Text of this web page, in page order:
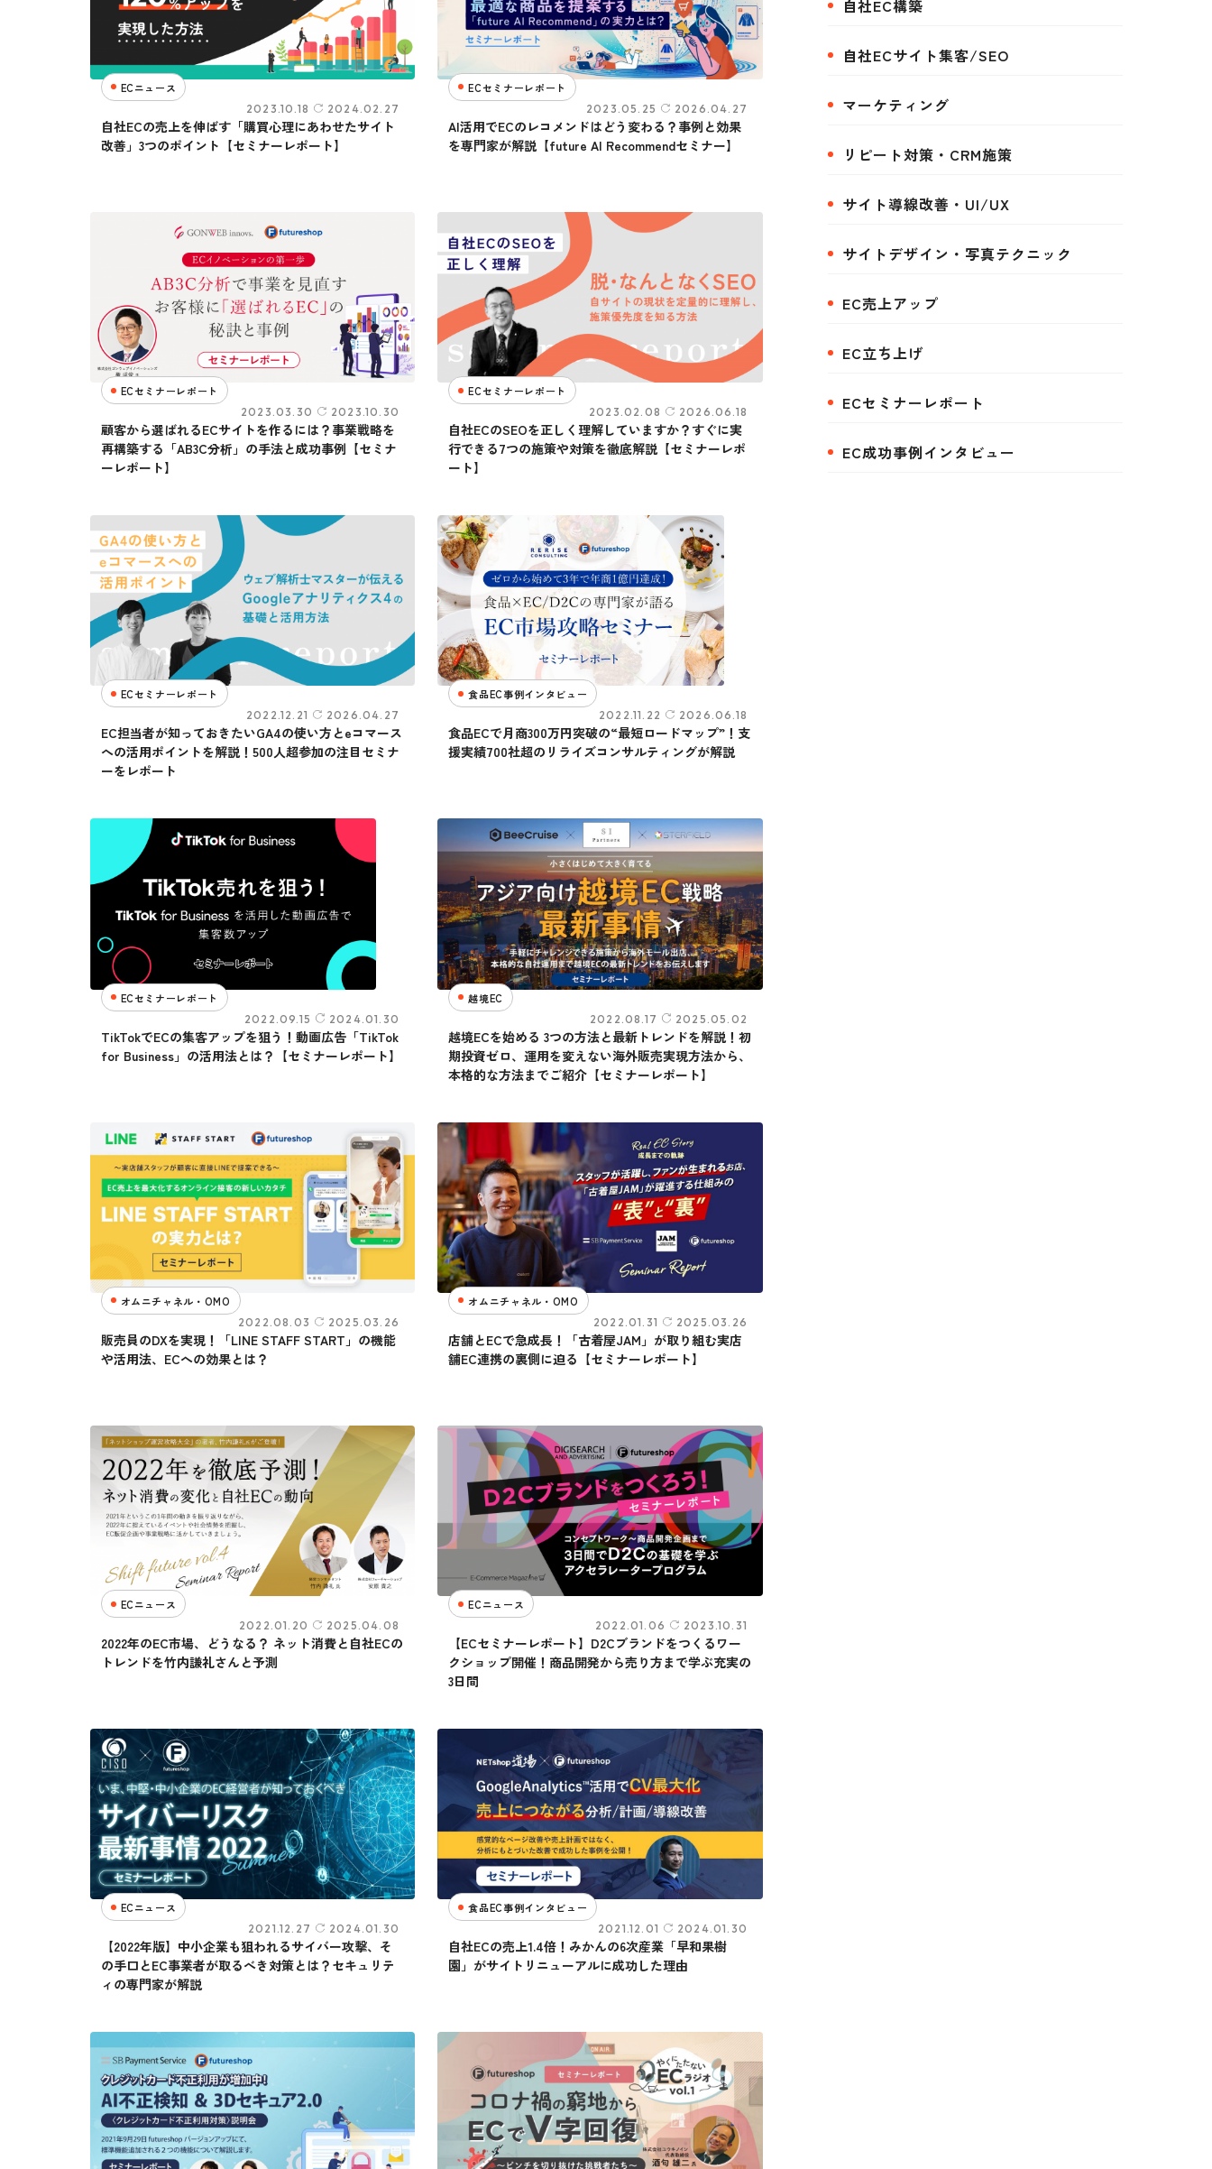
ECニュース
2023.10.18 2024.02.27
自社ECの売上を伸ばす「購買心理にあわせたサイト
改善」3つのポイント【セミナーレポート】
ECセミナーレポート
2023.05.25 2026.04.27
AI活用でECのレコメンドはどう変わる？事例と効果
を専門家が解説【future AI Recommendセミナー】
ECセミナーレポート
2023.03.30 2023.10.30
顧客から選ばれるECサイトを作るには？事業戦略を
再構築する「AB3C分析」の手法と成功事例【セミナ
ーレポート】
ECセミナーレポート
2023.02.08 2026.06.18
自社ECのSEOを正しく理解していますか？すぐに実
行できる7つの施策や対策を徹底解説【セミナーレポ
ート】
ECセミナーレポート
2022.12.21 2026.04.27
EC担当者が知っておきたいGA4の使い方とeコマース
への活用ポイントを解説！500人超参加の注目セミナ
ーをレポート
食品EC事例インタビュー
2022.11.22 2026.06.18
食品ECで月商300万円突破の“最短ロードマップ”！支
援実績700社超のリライズコンサルティングが解説
ECセミナーレポート
2022.09.15 2024.01.30
TikTokでECの集客アップを狙う！動画広告「TikTok
for Business」の活用法とは？【セミナーレポート】
越境EC
2022.08.17 2025.05.02
越境ECを始める 3つの方法と最新トレンドを解説！初
期投資ゼロ、運用を変えない海外販売実現方法から、
本格的な方法までご紹介【セミナーレポート】
オムニチャネル・OMO
2022.08.03 2025.03.26
販売員のDXを実現！「LINE STAFF START」の機能
や活用法、ECへの効果とは？
オムニチャネル・OMO
2022.01.31 2025.03.26
店舗とECで急成長！「古着屋JAM」が取り組む実店
舗EC連携の裏側に迫る【セミナーレポート】
ECニュース
2022.01.20 2025.04.08
2022年のEC市場、どうなる？ ネット消費と自社ECの
トレンドを竹内謙礼さんと予測
ECニュース
2022.01.06 2023.10.31
【ECセミナーレポート】D2Cブランドをつくるワー
クショップ開催！商品開発から売り方まで学ぶ充実の
3日間
ECニュース
2021.12.27 2024.01.30
【2022年版】中小企業も狙われるサイバー攻撃、そ
の手口とEC事業者が取るべき対策とは？セキュリテ
ィの専門家が解説
食品EC事例インタビュー
2021.12.01 2024.01.30
自社ECの売上1.4倍！みかんの6次産業「早和果樹
園」がサイトリニューアルに成功した理由
自社EC構築
自社ECサイト集客/SEO
マーケティング
リピート対策・CRM施策
サイト導線改善・UI/UX
サイトデザイン・写真テクニック
EC売上アップ
EC立ち上げ
ECセミナーレポート
EC成功事例インタビュー